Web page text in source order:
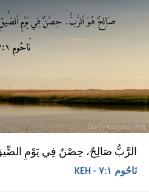
الرَّبُّ صَالِحٌ، حِصْنٌ فِي يَوْمِ
نَاحُوم ١:‏٧ - KEH